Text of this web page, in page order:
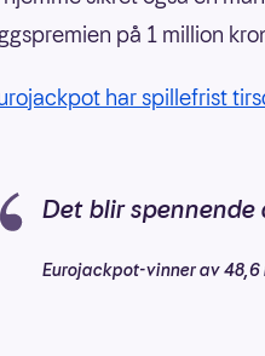
på 1 million
har spillefrist
Det blir spennende
Eurojackpot-vinner av 48,6